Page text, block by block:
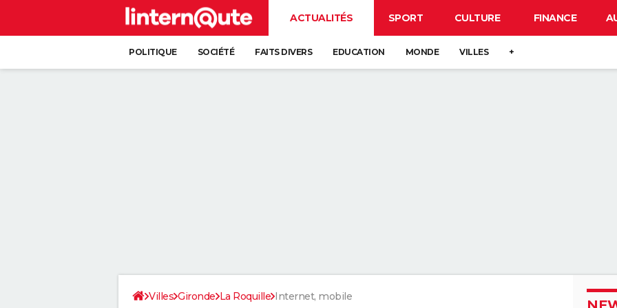
ACTUALITÉS SPORT CULTURE FINANCE
POLITIQUE SOCIÉTÉ FAITS DIVERS EDUCATION MONDE VILLES +
Villes Gironde La Roquille Internet, mobile